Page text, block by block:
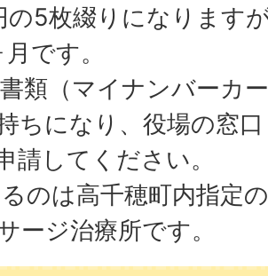
の5枚綴りになります
です。
類（マイナンバーカ
ちになり、役場の窓
請してください。
のは高千穂町内指定
ージ治療所です。